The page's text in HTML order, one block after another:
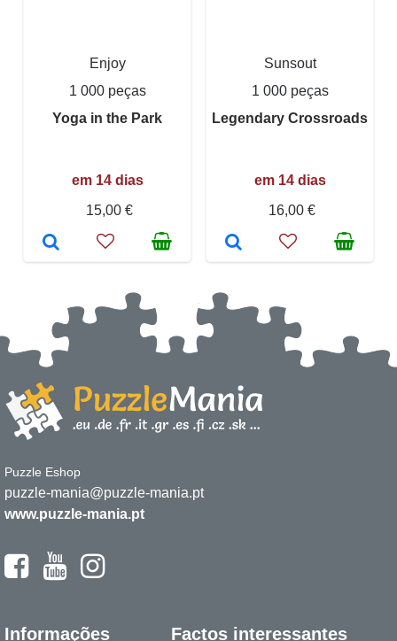
Enjoy
1 000 peças
Yoga in the Park
em 14 dias
15,00 €
Sunsout
1 000 peças
Legendary Crossroads
em 14 dias
16,00 €
Puzzle Eshop
puzzle-mania@puzzle-mania.pt
www.puzzle-mania.pt
Informações Factos interessantes